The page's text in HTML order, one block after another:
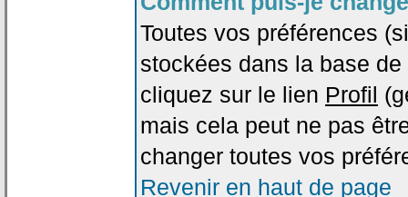
Toutes vos préférences
stockées dans la base
cliquez sur le lien Profil
mais cela peut ne pas
changer toutes vos
Revenir en haut de page